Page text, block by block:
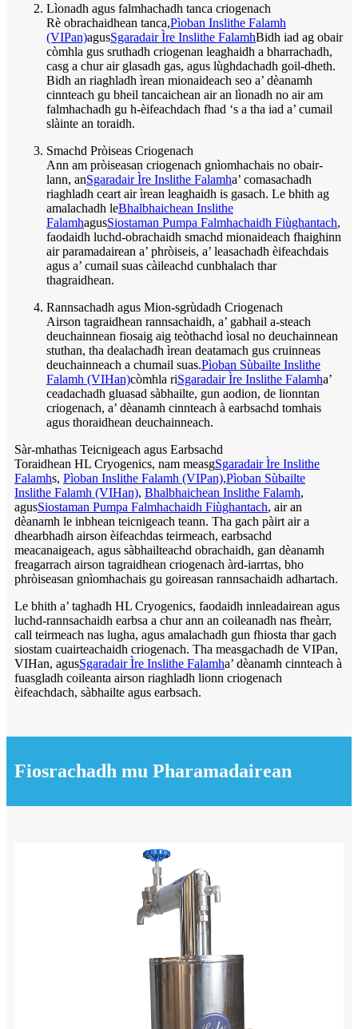
Lìonadh agus falmhachadh tanca criogenach
Rè obrachaidhean tanca,Pìoban Inslithe Falamh
(VIPan)agusSgaradair Ìre Inslithe FalamhBidh iad ag obair
còmhla gus sruthadh criogenan leaghaidh a bharrachadh,
casg a chur air glasadh gas, agus lùghdachadh goil-dheth.
Bidh an riaghladh ìrean mionaideach seo a’ dèanamh
cinnteach gu bheil tancaichean air an lìonadh no air am
falmhachadh gu h-èifeachdach fhad ‘s a tha iad a’ cumail
slàinte an toraidh.
Smachd Pròiseas Criogenach
Ann am pròiseasan criogenach gnìomhachais no obair-
lann, anSgaradair Ìre Inslithe Falamha’ comasachadh
riaghladh ceart air ìrean leaghaidh is gasach. Le bhith ag
amalachadh leBhalbhaichean Inslithe
FalamhagusSiostaman Pumpa Falmhachaidh Fiùghantach,
faodaidh luchd-obrachaidh smachd mionaideach fhaighinn
air paramadairean a’ phròiseis, a’ leasachadh èifeachdais
agus a’ cumail suas càileachd cunbhalach thar
thagraidhean.
Rannsachadh agus Mion-sgrùdadh Criogenach
Airson tagraidhean rannsachaidh, a’ gabhail a-steach
deuchainnean fiosaig aig teòthachd ìosal no deuchainnean
stuthan, tha dealachadh ìrean deatamach gus cruinneas
deuchainneach a chumail suas.Pìoban Sùbailte Inslithe
Falamh (VIHan)còmhla riSgaradair Ìre Inslithe Falamha’
ceadachadh gluasad sàbhailte, gun aodion, de lionntan
criogenach, a’ dèanamh cinnteach à earbsachd tomhais
agus thoraidhean deuchainneach.
Sàr-mhathas Teicnigeach agus Earbsachd
Toraidhean HL Cryogenics, nam measgSgaradair Ìre Inslithe
Falamhs, Pìoban Inslithe Falamh (VIPan),Pìoban Sùbailte
Inslithe Falamh (VIHan), Bhalbhaichean Inslithe Falamh,
agusSiostaman Pumpa Falmhachaidh Fiùghantach, air an
dèanamh le inbhean teicnigeach teann. Tha gach pàirt air a
dhearbhadh airson èifeachdas teirmeach, earbsachd
meacanaigeach, agus sàbhailteachd obrachaidh, gan dèanamh
freagarrach airson tagraidhean criogenach àrd-iarrtas, bho
phròiseasan gnìomhachais gu goireasan rannsachaidh adhartach.
Le bhith a’ taghadh HL Cryogenics, faodaidh innleadairean agus
luchd-rannsachaidh earbsa a chur ann an coileanadh nas fheàrr,
call teirmeach nas lugha, agus amalachadh gun fhiosta thar gach
siostam cuairteachaidh criogenach. Tha measgachadh de VIPan,
VIHan, agusSgaradair Ìre Inslithe Falamha’ dèanamh cinnteach à
fuasgladh coileanta airson riaghladh lionn criogenach
èifeachdach, sàbhailte agus earbsach.
Fiosrachadh mu Pharamadairean